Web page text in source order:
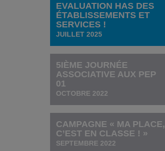
EVALUATION HAS DES
ÉTABLISSEMENTS ET
SERVICES !
JUILLET 2025
5IÈME JOURNÉE
ASSOCIATIVE AUX PEP
01
OCTOBRE 2022
CAMPAGNE « MA PLACE,
C’EST EN CLASSE ! »
SEPTEMBRE 2022